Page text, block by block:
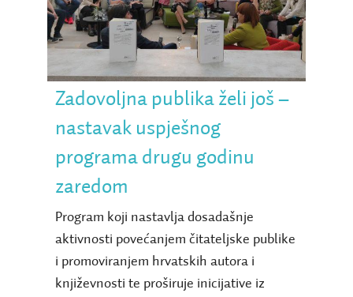
programa drugu godinu
zaredom
Zadovoljna publika želi još –
nastavak uspješnog
programa drugu godinu
zaredom
Program koji nastavlja dosadašnje
aktivnosti povećanjem čitateljske publike
i promoviranjem hrvatskih autora i
književnosti te proširuje inicijative iz